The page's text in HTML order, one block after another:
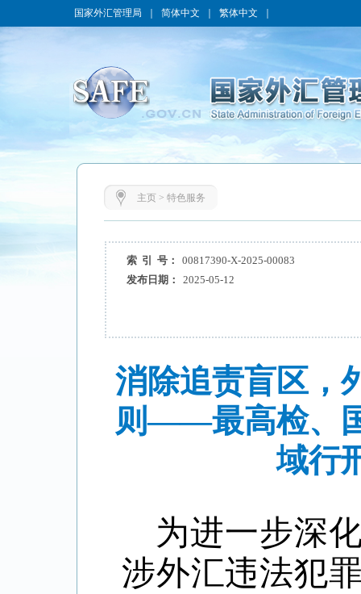
国家外汇管理局 简体中文 繁体中文
主页> 特色服务
索 引 号：
00817390-X-2025-00083
发布日期：
2025-05-12
消除追责盲区，
则——最高检、
域行
为进一步深
涉外汇违法犯